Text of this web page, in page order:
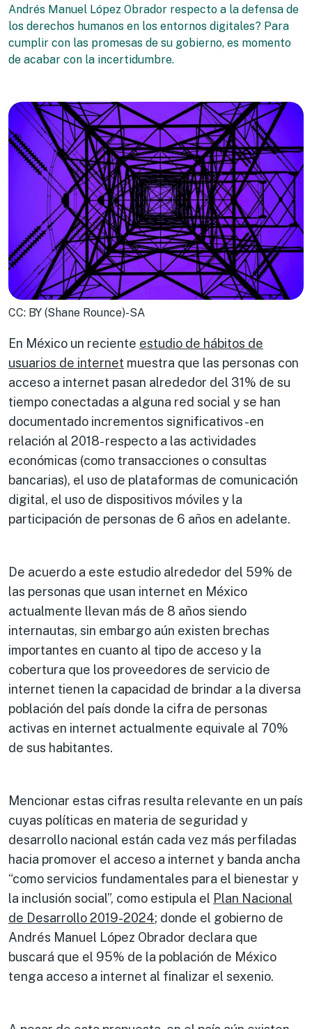
Andrés Manuel López Obrador respecto a la defensa de
los derechos humanos en los entornos digitales? Para
cumplir con las promesas de su gobierno, es momento
de acabar con la incertidumbre.
CC: BY (Shane Rounce)-SA
En México un reciente estudio de hábitos de
usuarios de internet muestra que las personas con
acceso a internet pasan alrededor del 31% de su
tiempo conectadas a alguna red social y se han
documentado incrementos significativos -en
relación al 2018- respecto a las actividades
económicas (como transacciones o consultas
bancarias), el uso de plataformas de comunicación
digital, el uso de dispositivos móviles y la
participación de personas de 6 años en adelante.
De acuerdo a este estudio alrededor del 59% de
las personas que usan internet en México
actualmente llevan más de 8 años siendo
internautas, sin embargo aún existen brechas
importantes en cuanto al tipo de acceso y la
cobertura que los proveedores de servicio de
internet tienen la capacidad de brindar a la diversa
población del país donde la cifra de personas
activas en internet actualmente equivale al 70%
de sus habitantes.
Mencionar estas cifras resulta relevante en un país
cuyas políticas en materia de seguridad y
desarrollo nacional están cada vez más perfiladas
hacia promover el acceso a internet y banda ancha
“como servicios fundamentales para el bienestar y
la inclusión social”, como estipula el Plan Nacional
de Desarrollo 2019-2024; donde el gobierno de
Andrés Manuel López Obrador declara que
buscará que el 95% de la población de México
tenga acceso a internet al finalizar el sexenio.